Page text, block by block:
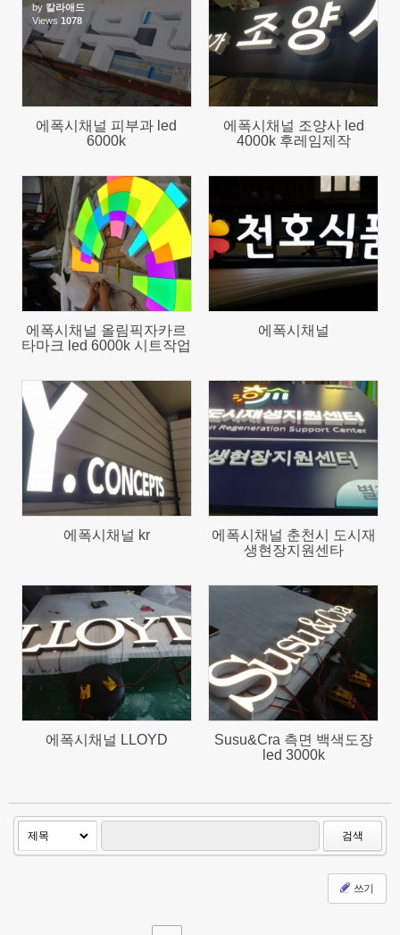
by 칼라애드
Views1078
에폭시채널 피부과 led
6000k
1078
에폭시채널 조양사 led
4000k 후레임제작
883
에폭시채널 올림픽자카르
타마크 led 6000k 시트작업
1047
에폭시채널
869
에폭시채널 kr
625
에폭시채널 춘천시 도시재
생현장지원센타
652
에폭시채널 LLOYD
Susu&Cra 측면 백색도장
led 3000k
검색
쓰기